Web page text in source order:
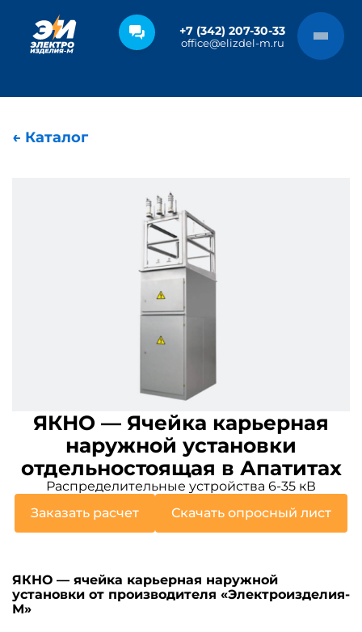
+7 (342) 207-30-33
office@elizdel-m.ru
← Каталог
ЯКНО — Ячейка карьерная
наружной установки
отдельностоящая в Апатитах
Распределительные устройства 6-35 кВ
Заказать расчет
Скачать опросный лист
ЯКНО — ячейка карьерная наружной
установки от производителя «Электроизделия-
М»